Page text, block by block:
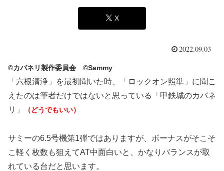
X
2022.09.03
©カバネリ製作委員会 ©Sammy
「六根清浄」を最初聞いた時、「ロックオン照準」に聞こ
えたのは筆者だけではないと思っている「甲鉄城のカバネ
リ」
（どうでもいい）
サミーの6.5号機第1弾ではありますが、ボーナスがそこそ
こ軽く枚数も狙えてAT中面白いと、かなりバランスが取
れている台だと思います。